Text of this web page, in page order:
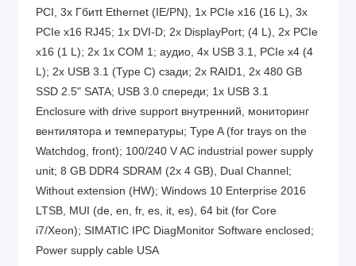
PCI, 3x Гбитt Ethernet (IE/PN), 1x PCIe x16 (16 L), 3x
PCIe x16 RJ45; 1x DVI-D; 2x DisplayPort; (4 L), 2x PCIe
x16 (1 L); 2x 1x COM 1; аудио, 4x USB 3.1, PCIe x4 (4
L); 2x USB 3.1 (Type C) сзади; 2x RAID1, 2x 480 GB
SSD 2.5" SATA; USB 3.0 спереди; 1x USB 3.1
Enclosure with drive support внутренний, мониторинг
вентилятора и температуры; Type A (for trays on the
Watchdog, front); 100/240 V AC industrial power supply
unit; 8 GB DDR4 SDRAM (2x 4 GB), Dual Channel;
Without extension (HW); Windows 10 Enterprise 2016
LTSB, MUI (de, en, fr, es, it, es), 64 bit (for Core
i7/Xeon); SIMATIC IPC DiagMonitor Software enclosed;
Power supply cable USA